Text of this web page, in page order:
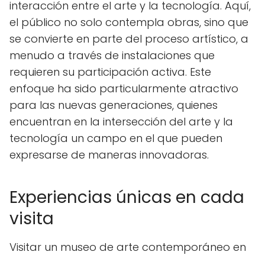
interacción entre el arte y la tecnología. Aquí,
el público no solo contempla obras, sino que
se convierte en parte del proceso artístico, a
menudo a través de instalaciones que
requieren su participación activa. Este
enfoque ha sido particularmente atractivo
para las nuevas generaciones, quienes
encuentran en la intersección del arte y la
tecnología un campo en el que pueden
expresarse de maneras innovadoras.
Experiencias únicas en cada
visita
Visitar un museo de arte contemporáneo en